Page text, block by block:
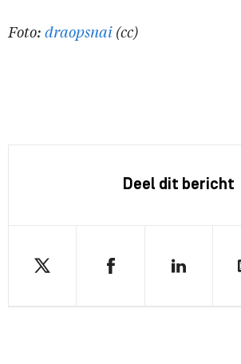
Foto: draopsnai (cc)
Deel dit bericht